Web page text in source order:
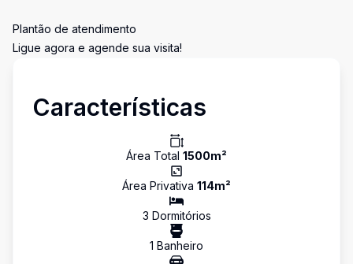
Plantão de atendimento
Ligue agora e agende sua visita!
Características
Área Total 1500m²
Área Privativa 114m²
3 Dormitórios
1 Banheiro